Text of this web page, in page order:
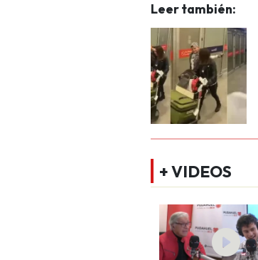
Leer también:
+ VIDEOS